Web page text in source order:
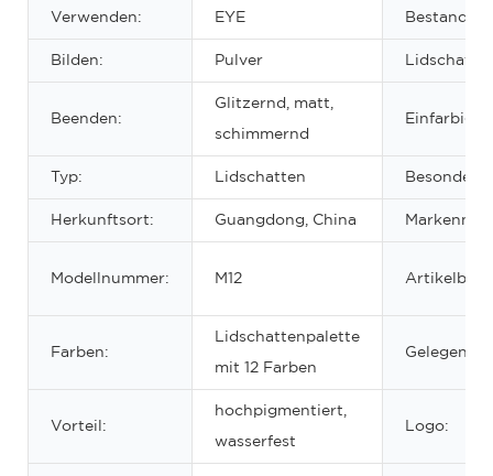
Verwenden: EYE
Bilden: Pulver
Beenden:
Glitzernd, matt,
schimmernd
Einfarbig/
Typ: Lidschatten
Herkunftsort: Guangdong, China
Modellnummer: M12
Farben:
Lidschattenpalette
mit 12 Farben
Vorteil:
hochpigmentiert,
wasserfest
Logo: